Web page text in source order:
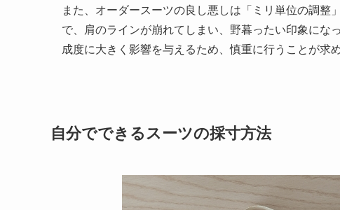
また、オーダースーツの良し悪しは「ミリ単位の調整
で、肩のラインが崩れてしまい、野暮ったい印象にな
成度に大きく影響を与えるため、慎重に行うことが求
自分でできるスーツの採寸方法